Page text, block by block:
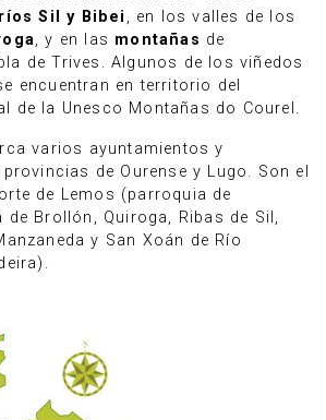
ríos Sil y Bibei , en los valles de los
, y en las montañas de
de Trives. Algunos de los viñedos
encuentran en territorio del
de la Unesco Montañas do Courel.
varios ayuntamientos y
de Ourense y Lugo. Son el
de Lemos (parroquia de
de Brollón, Quiroga, Ribas de Sil,
y San Xoán de Río